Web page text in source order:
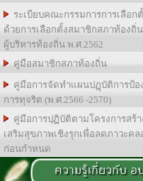
ระเบียบคณะกรรมการการเลือก
ด้วยการเลือกตั้งสมาชิกสภาท้องถิ่
ผู้บริหารท้องถิ่น พ.ศ.2562
คู่มือสมาชิกสภาท้องถิ่น
คู่มือการจัดทำแผนปฏฺบัติการป้อ
การทุจริต (พ.ศ.2566 -2570)
คู่มือการปฺฏิบัติตามโครงการสร้า
เสริมสุขภาพเชิงรุกเพื่อลดภาวะคล
ก่อนกำหนด
ความรู้เกี่ยวกับ อ